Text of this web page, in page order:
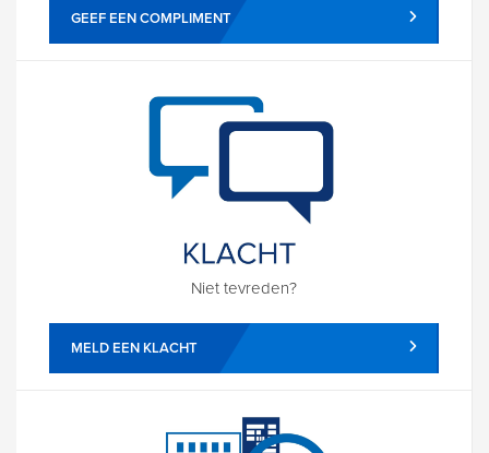
GEEF EEN COMPLIMENT
Niet tevreden?
MELD EEN KLACHT